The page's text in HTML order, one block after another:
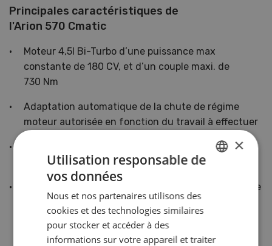
Principales caractéristiques de
l'Arion 570 Cmatic
Moteur 4,5l Bi-Turbo d’une puissance max
constante de 180 CV, et d’un couple maxi. de
730 Nm
Adaptation automatique de la chute de régime
moteur autorisée en fonction du travail à effectuer
Répartition optimale du poids selon un rapport de
50/50
Transmission à variation continue Cmatic fabriquée
par Claas à Paderborn, avec fonction « neutre
actif », frein de maintien en ligne automatique et
vitesse maximale de 40 ou 50 km/h
×
Utilisation responsable de
vos données
Nous et nos partenaires utilisons des
cookies et des technologies similaires
pour stocker et accéder à des
informations sur votre appareil et traiter